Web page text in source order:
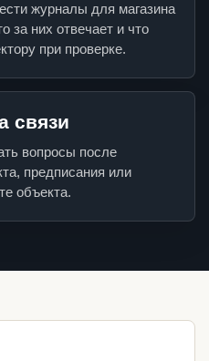
журналы для магазина
за них отвечает и что
при проверке.
связи
вопросы после
предписания или
объекта.